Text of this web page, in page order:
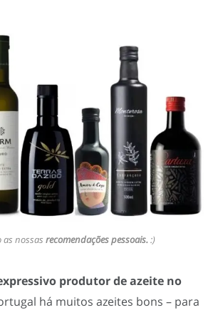
as nossas recomendações pessoais.:)
produtor de azeite no
há muitos azeites bons – para